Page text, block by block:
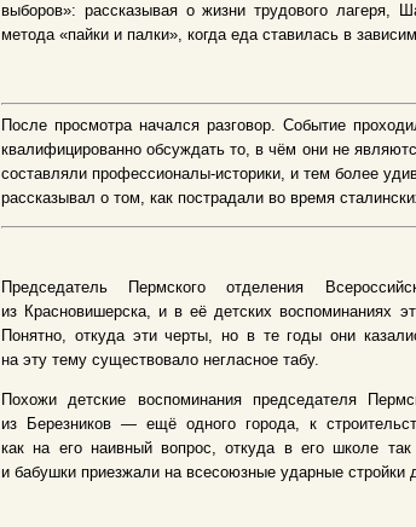
выборов»: рассказывая о жизни трудового лагеря,
метода «пайки и палки», когда еда ставилась в
После просмотра начался разговор. Событие
квалифицированно обсуждать то, в чём они не
составляли профессионалы-историки, и тем более
рассказывал о том, как пострадали во время
Председатель Пермского отделения
из Красновишерска, и в её детских воспоминаниях
Понятно, откуда эти черты, но в те годы они
на эту тему существовало негласное табу.
Похожи детские воспоминания председателя
из Березников — ещё одного города, к
как на его наивный вопрос, откуда в его школе
и бабушки приезжали на всесоюзные ударные стройки